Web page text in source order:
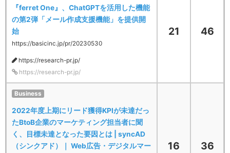
『ferret One』、ChatGPTを活用した機能
の第2弾「メール作成支援機能」を提供開
始
https://basicinc.jp/pr/20230530
https://research-pr.jp/
https://research-pr.jp/
21 46
Business
2022年度上期にリード獲得KPIが未達だっ
たBtoB企業のマーケティング担当者に聞
く、目標未達となった要因とは | syncAD
（シンクアド）｜ Web広告・デジタルマー
16 36